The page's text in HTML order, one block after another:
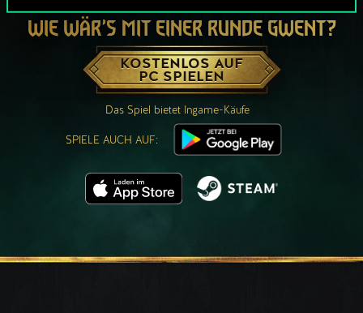
WIE WÄR’S MIT EINER RUNDE GWENT?
KOSTENLOS AUF
PC SPIELEN
Das Spiel bietet Ingame-Käufe
SPIELE AUCH AUF: